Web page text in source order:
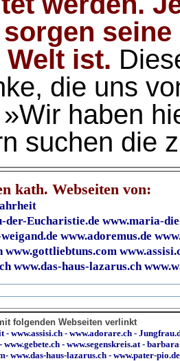
ist.
die uns
haben
suchen die
kath. Webseiten von:
der-Eucharistie.de www.maria-
www.adoremus.de
www.gottliebtuns.com
www.das-haus-lazarus.ch
folgenden Webseiten verlinkt
- www.assisi.ch - www.adorare.ch -
- www.gebete.ch - www.segenskreis.at -
- www.das-haus-lazarus.ch - www.pater-pio.de